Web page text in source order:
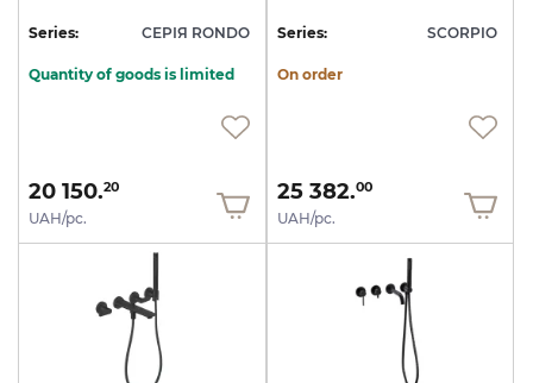
Series: СЕРІЯ RONDO
Quantity of goods is limited
20 150.20
UAH/pc.
Series: SCORPIO
On order
25 382.00
UAH/pc.